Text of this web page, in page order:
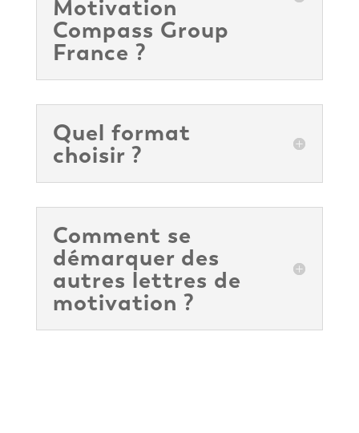
Motivation
Compass Group
France ?
Quel format
choisir ?
Comment se
démarquer des
autres lettres de
motivation ?